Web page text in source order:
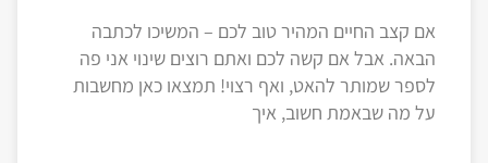
אם קצב החיים המהיר טוב לכם – המשיכו לכתבה
הבאה. אבל אם קשה לכם ואתם רוצים שינוי אני פה
לספר שמותר להאט, ואף רצוי! תמצאו כאן מחשבות
על מה שבאמת חשוב, איך